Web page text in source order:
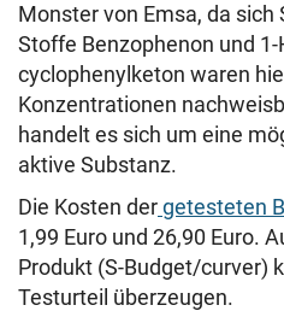
Monster von Emsa, da
Stoffe Benzophenon und
cyclophenylketon waren
Konzentrationen
handelt es sich um eine
aktive Substanz.
Die Kosten dergetesteten
1,99 Euro und 26,90 Euro.
Produkt (S-Budget/curver)
Testurteil überzeugen.